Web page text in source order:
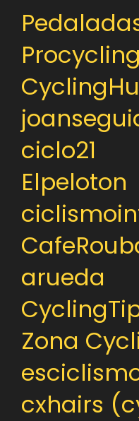
ciclo21
Elpeloton
arueda
Zona
cxhairs